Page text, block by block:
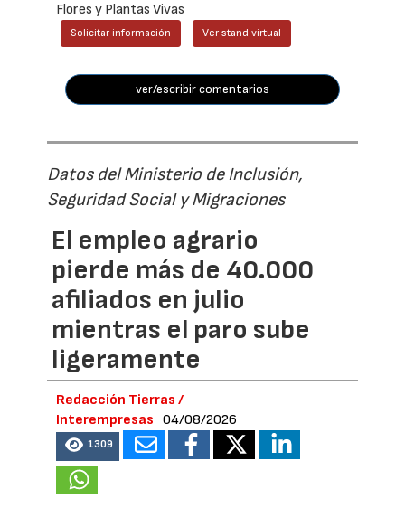
Flores y Plantas Vivas
Solicitar información Ver stand virtual
ver/escribir comentarios
Datos del Ministerio de Inclusión,
Seguridad Social y Migraciones
El empleo agrario
pierde más de 40.000
afiliados en julio
mientras el paro sube
ligeramente
Redacción Tierras /
Interempresas
04/08/2026
1309